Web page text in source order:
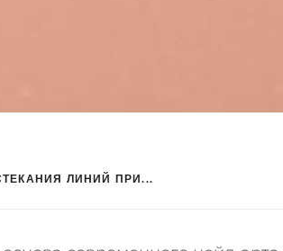
ЛИНИЙ ПРИ...